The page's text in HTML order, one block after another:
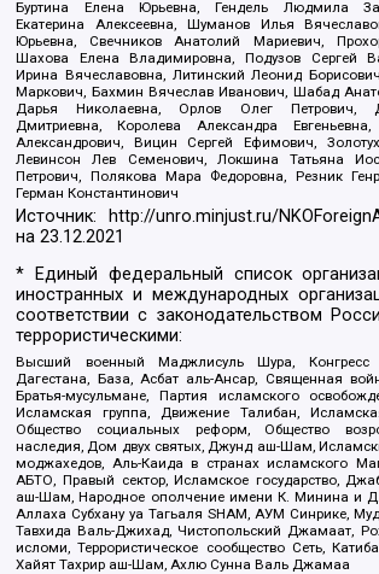
Буртина Елена Юрьевна, Гендель Людмила
Екатерина Алексеевна, Шуманов Илья
Юрьевна, Свечников Анатолий Мариевич,
Шахова Елена Владимировна, Подузов Сергей
Ирина Вячеславовна, Литинский Леонид
Маркович, Бахмин Вячеслав Иванович, Шабад
Дарья Николаевна, Орлов Олег Петрович,
Дмитриевна, Королева Александра
Александрович, Вицин Сергей Ефимович,
Левинсон Лев Семенович, Локшина Татьяна
Петрович, Полякова Мара Федоровна, Резник
Герман Константинович
Источник: http://unro.minjust.ru/
на23.12.2021
* Единый федеральный список
иностранных и международных
соответствии с законодательством
террористическими:
Высший военный Маджлисуль Шура,
Дагестана, База, Асбат аль-Ансар, Священная
Братья-мусульмане, Партия исламского
Исламская группа, Движение Талибан,
Общество социальных реформ, Общество
наследия, Дом двух святых, Джунд аш-Шам,
моджахедов, Аль-Каида в странах исламского
АБТО, Правый сектор, Исламское государство,
аш-Шам, Народное ополчение имени К. Минина и
Аллаха Субхану уа Тагьаля SHAM, АУМ Синрике,
Тавхида Валь-Джихад, Чистопольский Джамаат,
исломи, Террористическое сообщество Сеть,
Хайят Тахрир аш-Шам, Ахлю Сунна Валь Джамаа